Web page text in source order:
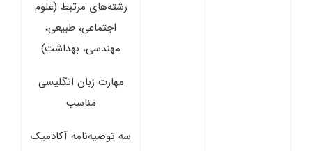
رشته‌های مرتبط (علوم
اجتماعی، طبیعی،
مهندسی، بهداشت)
مهارت زبان انگلیسی
مناسب
سه توصیه‌نامه آکادمیک